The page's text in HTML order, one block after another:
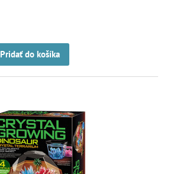
Pridať do košíka